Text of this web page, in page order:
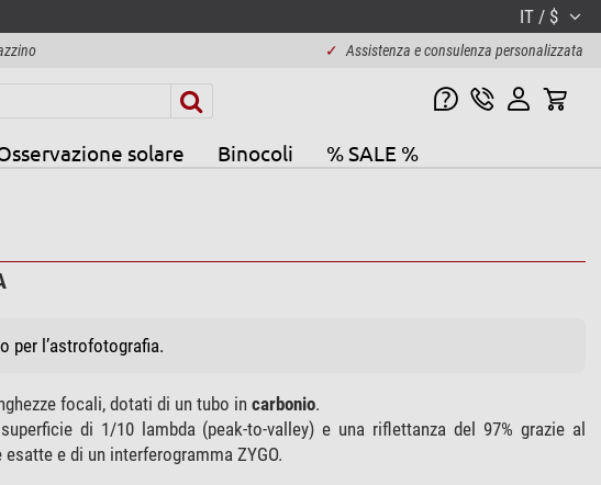
IT / $
✓ Assistenza e consulenza personalizzata
solare Binocoli % SALE %
per l’astrofotografia.
focali, dotati di un tubo in carbonio.
di 1/10 lambda (peak-to-valley) e una riflettanza del 97% grazie al
e di un interferogramma ZYGO.